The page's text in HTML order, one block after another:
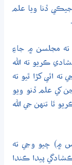
ڏنا ويا علم
ته مجلسن ۾ جاءِ
ڪريو ته الله
اٿي کڙا ٿيو ته
کي علم ڏنو ويو
ٿا تنهن جي الله
۾) چيو وڃي ته
پيدا ڪندا